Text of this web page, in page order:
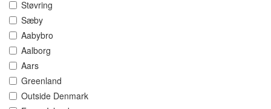
Støvring
Sæby
Aabybro
Aalborg
Aars
Greenland
Outside Denmark